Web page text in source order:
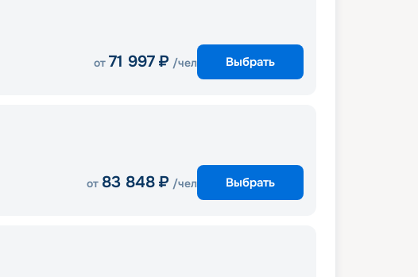
от 71 997 ₽ /чел Выбрать
от 83 848 ₽ /чел Выбрать